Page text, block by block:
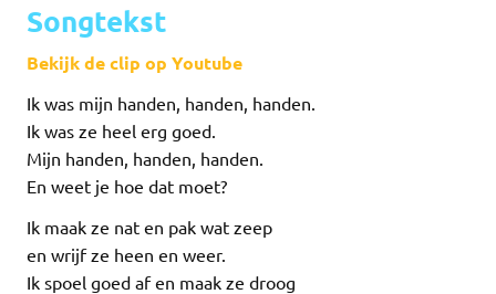
Songtekst
Bekijk de clip op Youtube
Ik was mijn handen, handen, handen.
Ik was ze heel erg goed.
Mijn handen, handen, handen.
En weet je hoe dat moet?
Ik maak ze nat en pak wat zeep
en wrijf ze heen en weer.
Ik spoel goed af en maak ze droog